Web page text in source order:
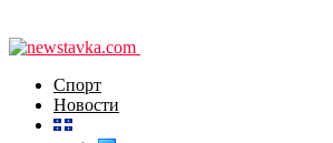
Спорт
Новости